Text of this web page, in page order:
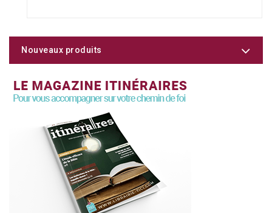
Nouveaux produits